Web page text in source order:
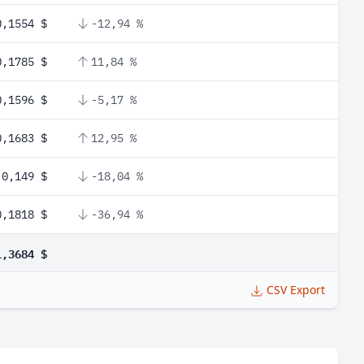
$ -12,94 %
$ 11,84 %
$ -5,17 %
$ 12,95 %
0,149 $ -18,04 %
$ -36,94 %
$
CSV Export